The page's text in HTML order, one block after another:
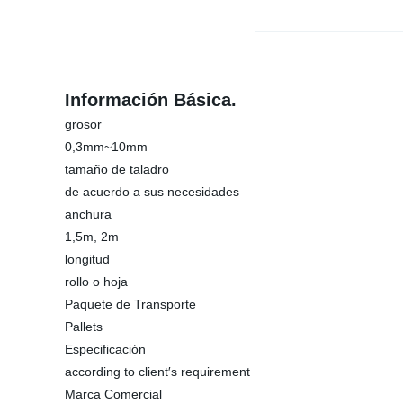
Información Básica.
grosor
0,3mm~10mm
tamaño de taladro
de acuerdo a sus necesidades
anchura
1,5m, 2m
longitud
rollo o hoja
Paquete de Transporte
Pallets
Especificación
according to client′s requirement
Marca Comercial